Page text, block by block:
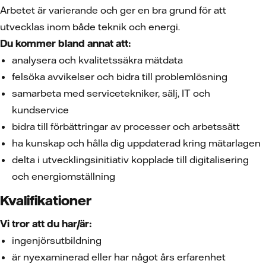
Arbetet är varierande och ger en bra grund för att
utvecklas inom både teknik och energi.
Du kommer bland annat att:
analysera och kvalitetssäkra mätdata
felsöka avvikelser och bidra till problemlösning
samarbeta med servicetekniker, sälj, IT och
kundservice
bidra till förbättringar av processer och arbetssätt
ha kunskap och hålla dig uppdaterad kring mätarlagen
delta i utvecklingsinitiativ kopplade till digitalisering
och energiomställning
Kvalifikationer
Vi tror att du har/är:
ingenjörsutbildning
är nyexaminerad eller har något års erfarenhet